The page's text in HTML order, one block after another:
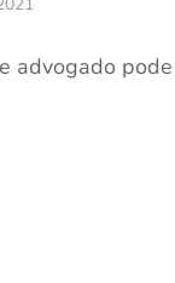
advogado